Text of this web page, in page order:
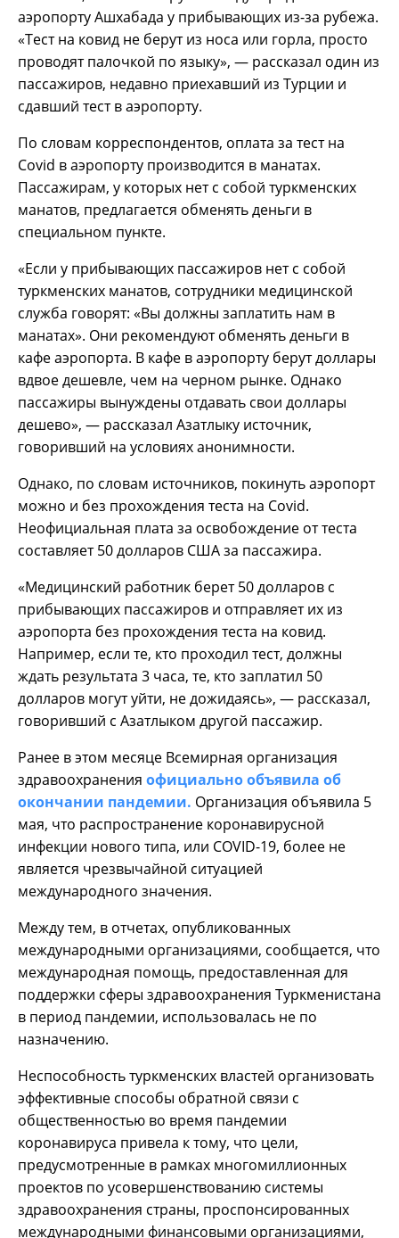
аэропорту Ашхабада у прибывающих из-за рубежа.
«Тест на ковид не берут из носа или горла, просто
проводят палочкой по языку», — рассказал один из
пассажиров, недавно приехавший из Турции и
сдавший тест в аэропорту.
По словам корреспондентов, оплата за тест на
Covid в аэропорту производится в манатах.
Пассажирам, у которых нет с собой туркменских
манатов, предлагается обменять деньги в
специальном пункте.
«Если у прибывающих пассажиров нет с собой
туркменских манатов, сотрудники медицинской
служба говорят: «Вы должны заплатить нам в
манатах». Они рекомендуют обменять деньги в
кафе аэропорта. В кафе в аэропорту берут доллары
вдвое дешевле, чем на черном рынке. Однако
пассажиры вынуждены отдавать свои доллары
дешево», — рассказал Азатлыку источник,
говоривший на условиях анонимности.
Однако, по словам источников, покинуть аэропорт
можно и без прохождения теста на Covid.
Неофициальная плата за освобождение от теста
составляет 50 долларов США за пассажира.
«Медицинский работник берет 50 долларов с
прибывающих пассажиров и отправляет их из
аэропорта без прохождения теста на ковид.
Например, если те, кто проходил тест, должны
ждать результата 3 часа, те, кто заплатил 50
долларов могут уйти, не дожидаясь», — рассказал,
говоривший с Азатлыком другой пассажир.
Ранее в этом месяце Всемирная организация
здравоохранения официально объявила об
окончании пандемии. Организация объявила 5
мая, что распространение коронавирусной
инфекции нового типа, или COVID-19, более не
является чрезвычайной ситуацией
международного значения.
Между тем, в отчетах, опубликованных
международными организациями, сообщается, что
международная помощь, предоставленная для
поддержки сферы здравоохранения Туркменистана
в период пандемии, использовалась не по
назначению.
Неспособность туркменских властей организовать
эффективные способы обратной связи с
общественностью во время пандемии
коронавируса привела к тому, что цели,
предусмотренные в рамках многомиллионных
проектов по усовершенствованию системы
здравоохранения страны, проспонсированных
международными финансовыми организациями,